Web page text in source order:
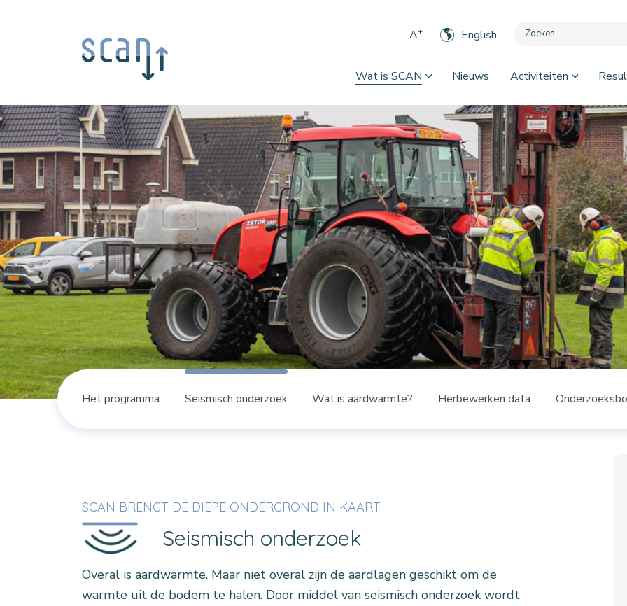
A+ English
Wat is SCAN Nieuws Activiteiten
Het programma Seismisch onderzoek Wat is aardwarmte? Herbewerken data
SCAN BRENGT DE DIEPE ONDERGROND IN KAART
Seismisch onderzoek
Overal is aardwarmte. Maar niet overal zijn de aardlagen geschikt om de
warmte uit de bodem te halen. Door middel van seismisch onderzoek wordt